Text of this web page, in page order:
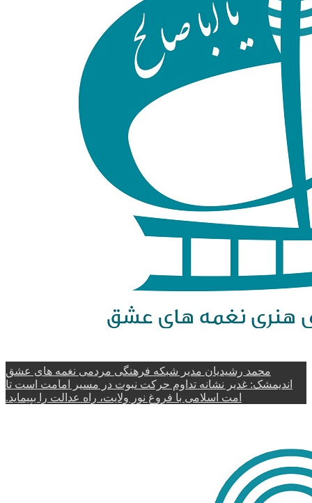
محمد رشیدیان مدیر شبکه فرهنگی مردمی نغمه های عشق
اندیمشک: غدیر نشانه تداوم حرکت نبوت در مسیر امامت است تا
امت اسلامی با فروغ نور ولایت، راه عدالت را بپیماید.